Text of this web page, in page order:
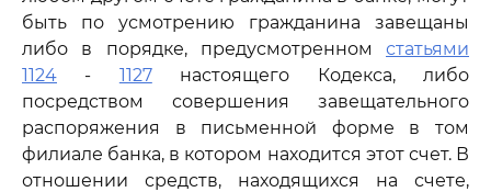
быть по усмотрению гражданина завещаны
либо в порядке, предусмотренном статьями
1124 - 1127настоящего Кодекса, либо
посредством совершения завещательного
распоряжения в письменной форме в том
филиале банка, в котором находится этот счет. В
отношении средств, находящихся на счете,